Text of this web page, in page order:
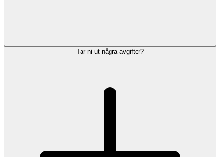
Tar ni ut några avgifter?